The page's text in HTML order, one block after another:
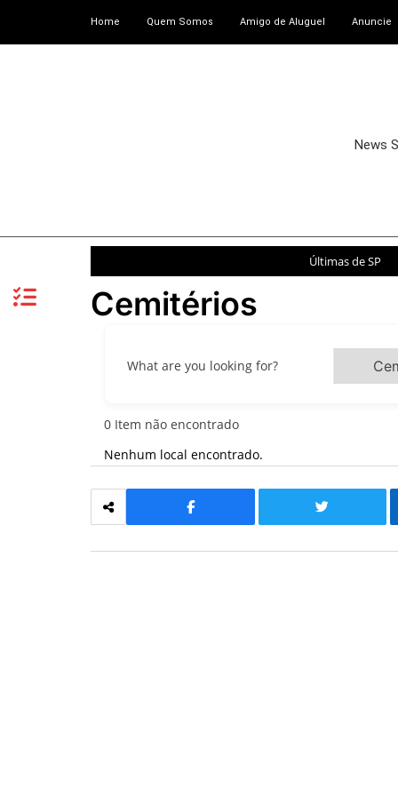
Home Quem Somos Amigo de Aluguel Anuncie
News
Últimas de SP
Cemitérios
What are you looking for?
0 Item não encontrado
Nenhum local encontrado.